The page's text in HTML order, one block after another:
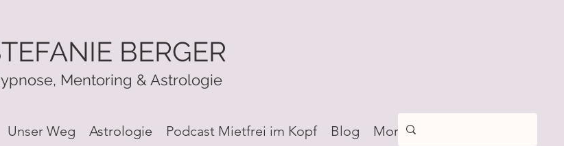
BERGER
Mentoring & Astrologie
Unser Weg Astrologie Podcast Mietfrei im Kopf Blog More